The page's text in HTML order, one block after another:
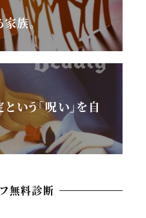
家族。
いう「呪い」を自
無料診断